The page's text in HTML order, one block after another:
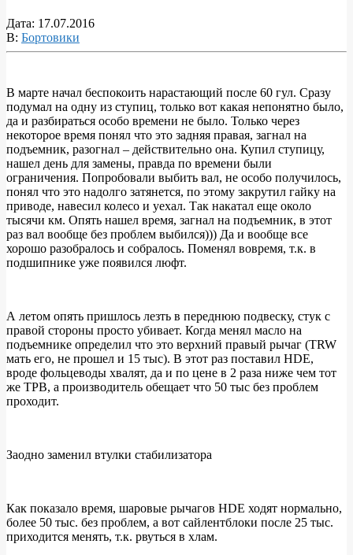
Дата: 17.07.2016
В: Бортовики
Работы
по
подвеске
и
ходовой
BMW
e39
525i
год
В марте начал беспокоить нарастающий после 60 гул. Сразу
подумал на одну из ступиц, только вот какая непонятно было,
да и разбираться особо времени не было. Только через
некоторое время понял что это задняя правая, загнал на
подъемник, разогнал – действительно она. Купил ступицу,
нашел день для замены, правда по времени были
ограничения. Попробовали выбить вал, не особо получилось,
понял что это надолго затянется, по этому закрутил гайку на
приводе, навесил колесо и уехал. Так накатал еще около
тысячи км. Опять нашел время, загнал на подъемник, в этот
раз вал вообще без проблем выбился))) Да и вообще все
хорошо разобралось и собралось. Поменял вовремя, т.к. в
подшипнике уже появился люфт.
А летом опять пришлось лезть в переднюю подвеску, стук с
правой стороны просто убивает. Когда менял масло на
подъемнике определил что это верхний правый рычаг (TRW
мать его, не прошел и 15 тыс). В этот раз поставил HDE,
вроде фольцеводы хвалят, да и по цене в 2 раза ниже чем тот
же ТРВ, а производитель обещает что 50 тыс без проблем
проходит.
Заодно заменил втулки стабилизатора
Как показало время, шаровые рычагов HDE ходят нормально,
более 50 тыс. без проблем, а вот сайлентблоки после 25 тыс.
приходится менять, т.к. рвуться в хлам.